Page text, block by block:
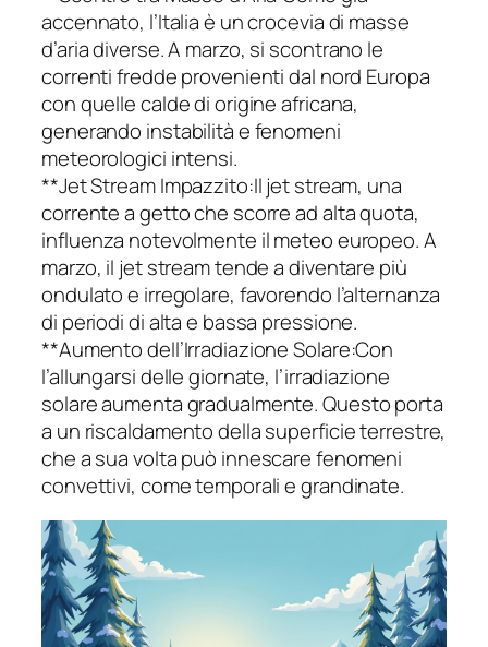
accennato, l’Italia è un crocevia di masse
d’aria diverse. A marzo, si scontrano le
correnti fredde provenienti dal nord Europa
con quelle calde di origine africana,
generando instabilità e fenomeni
meteorologici intensi.
**Jet Stream Impazzito:Il jet stream, una
corrente a getto che scorre ad alta quota,
influenza notevolmente il meteo europeo. A
marzo, il jet stream tende a diventare più
ondulato e irregolare, favorendo l’alternanza
di periodi di alta e bassa pressione.
**Aumento dell’Irradiazione Solare:Con
l’allungarsi delle giornate, l’irradiazione
solare aumenta gradualmente. Questo porta
a un riscaldamento della superficie terrestre,
che a sua volta può innescare fenomeni
convettivi, come temporali e grandinate.